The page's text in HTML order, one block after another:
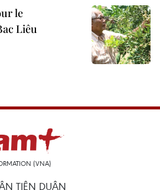
le
Liêu
(VNA)
TIÊN DUÂN